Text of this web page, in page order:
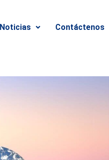
Noticias Contáctenos